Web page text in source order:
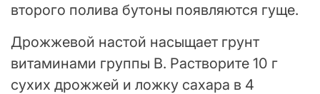
второго полива бутоны появляются гуще.
Дрожжевой настой насыщает грунт
витаминами группы B. Растворите 10 г
сухих дрожжей и ложку сахара в 4